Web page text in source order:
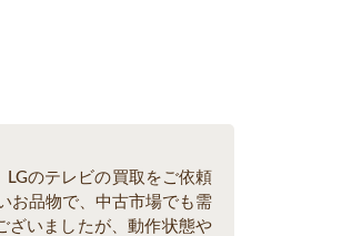
のテレビの買取をご依頼
お品物で、中古市場でも需
ざいましたが、動作状態や